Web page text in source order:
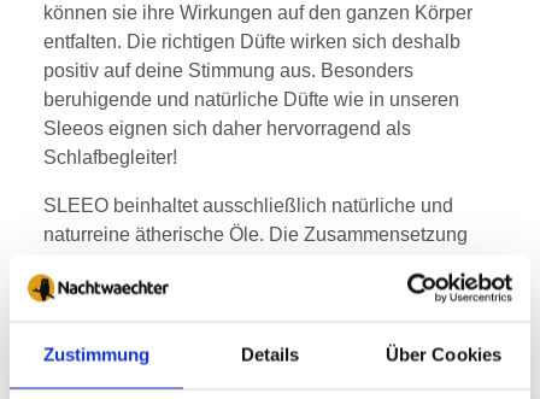
Zustimmung Details Über Cookies
können sie ihre Wirkungen auf den ganzen Körper
entfalten. Die richtigen Düfte wirken sich deshalb
positiv auf deine Stimmung aus. Besonders
beruhigende und natürliche Düfte wie in unseren
Sleeos eignen sich daher hervorragend als
Schlafbegleiter!
SLEEO beinhaltet ausschließlich natürliche und
naturreine ätherische Öle. Die Zusammensetzung
im Entwickeln und Produzieren von Naturkosmetik
ätherischer Öle.